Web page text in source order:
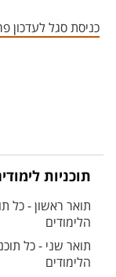
כניסת סגל לעדכון
תוכניות
תואר ראשון - כל
הלימודים
תואר שני - כל
הלימודים